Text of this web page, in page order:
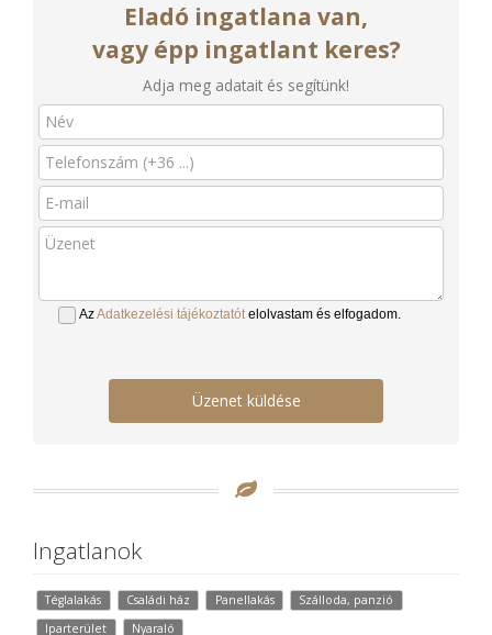
Eladó ingatlana van,
vagy épp ingatlant keres?
Adja meg adatait és segítünk!
AzAdatkezelési tájékoztatótelolvastam és elfogadom.
Üzenet küldése
Ingatlanok
Téglalakás Családi ház Panellakás
Szálloda, panzió
Iparterület
Nyaraló